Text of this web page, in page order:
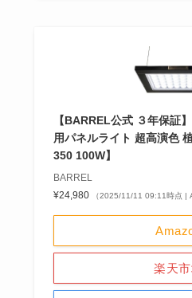
【BARREL公式 ３年保証
用パネルライト 超高演色
350 100W】
BARREL
¥24,980
（2025/11/11 09:11時点 |
楽天